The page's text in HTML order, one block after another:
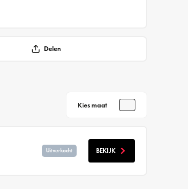
Delen
Kies maat
Uitverkocht BEKIJK